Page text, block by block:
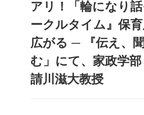
アリ！「輪になり
ークルタイム』保
広がる ─ 『伝え、
む」にて、家政学
請川滋大教授